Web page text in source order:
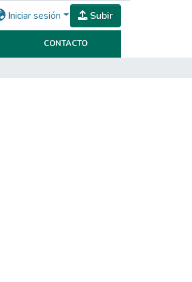
Iniciar sesión Subir
CONTACTO